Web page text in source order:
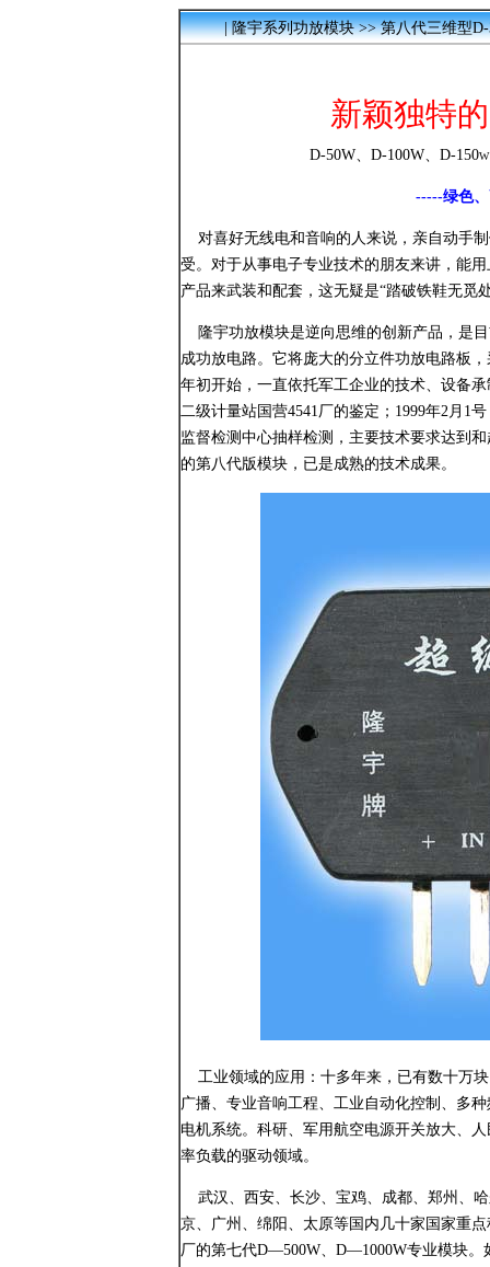
|隆宇系列功放模块>> 第八代三维型
新颖独特
D-50W、D-100W、D-
-----绿色
对喜好无线电和音响的人来说，亲自动手
受。对于从事电子专业技术的朋友来讲，能
产品来武装和配套，这无疑是“踏破铁鞋无觅
隆宇功放模块是逆向思维的创新产品，是
成功放电路。它将庞大的分立件功放电路板
年初开始，一直依托军工企业的技术、设备
二级计量站国营4541厂的鉴定；1999年2月1
监督检测中心抽样检测，主要技术要求达到
的第八代版模块，已是成熟的技术成果。
工业领域的应用：十多年来，已有数十万
广播、专业音响工程、工业自动化控制、多
电机系统。科研、军用航空电源开关放大、
率负载的驱动领域。
武汉、西安、长沙、宝鸡、成都、郑州、
京、广州、绵阳、太原等国内几十家国家重
厂的第七代D—500W、D—1000W专业模块。